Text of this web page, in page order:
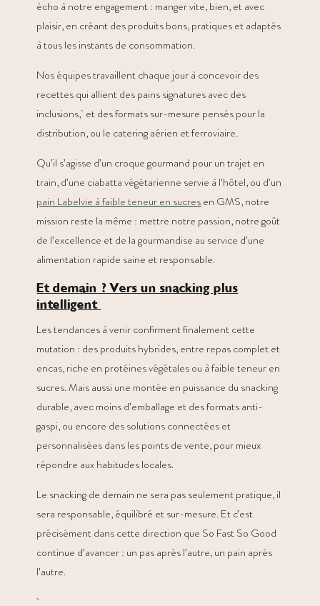
écho à notre engagement : manger vite, bien, et avec
plaisir, en créant des produits bons, pratiques et adaptés
à tous les instants de consommation.
Nos équipes travaillent chaque jour à concevoir des
recettes qui allient des pains signatures avec des
inclusions, et des formats sur-mesure pensés pour la
distribution, ou le catering aérien et ferroviaire.
Qu’il s’agisse d’un croque gourmand pour un trajet en
train, d’une ciabatta végétarienne servie à l’hôtel, ou d’un
pain Labelvie à faible teneur en sucresen GMS, notre
mission reste la même : mettre notre passion, notre goût
de l’excellence et de la gourmandise au service d’une
alimentation rapide saine et responsable.
Et demain ? Vers un snacking plus
intelligent
Les tendances à venir confirment finalement cette
mutation : des produits hybrides, entre repas complet et
encas, riche en protéines végétales ou à faible teneur en
sucres. Mais aussi une montée en puissance du snacking
durable, avec moins d’emballage et des formats anti-
gaspi, ou encore des solutions connectées et
personnalisées dans les points de vente, pour mieux
répondre aux habitudes locales.
Le snacking de demain ne sera pas seulement pratique, il
sera responsable, équilibré et sur-mesure. Et c’est
précisément dans cette direction que So Fast So Good
continue d’avancer : un pas après l’autre, un pain après
l’autre.